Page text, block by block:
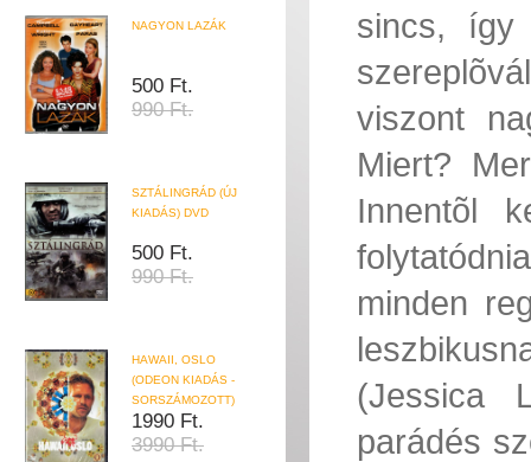
NAGYON LAZÁK
500 Ft.
990 Ft.
SZTÁLINGRÁD (ÚJ
KIADÁS) DVD
500 Ft.
990 Ft.
HAWAII, OSLO
(ODEON KIADÁS -
SORSZÁMOZOTT)
1990 Ft.
3990 Ft.
sincs, így
viszont
Miert?
Innentõl
minden
(Jessica
parádés